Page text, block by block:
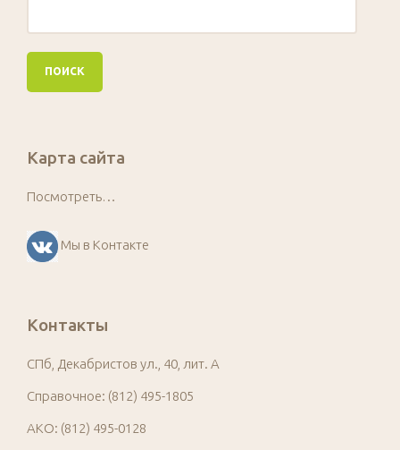
Карта сайта
Посмотреть…
Мы в Контакте
Контакты
СПб, Декабристов ул., 40, лит. А
Справочное: (812) 495-1805
АКО: (812) 495-0128